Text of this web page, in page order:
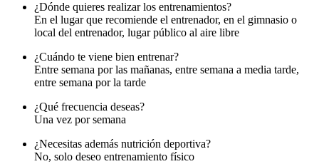
¿Dónde quieres realizar los entrenamientos?
En el lugar que recomiende el entrenador, en el gimnasio o
local del entrenador, lugar público al aire libre
¿Cuándo te viene bien entrenar?
Entre semana por las mañanas, entre semana a media tarde,
entre semana por la tarde
¿Qué frecuencia deseas?
Una vez por semana
¿Necesitas además nutrición deportiva?
No, solo deseo entrenamiento físico